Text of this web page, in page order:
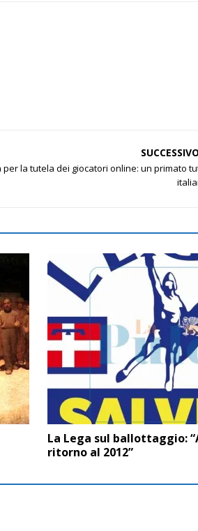
SUCCESSIVO
per la tutela dei giocatori online: un primato
La Lega sul ballottaggio:
ritorno al 2012”